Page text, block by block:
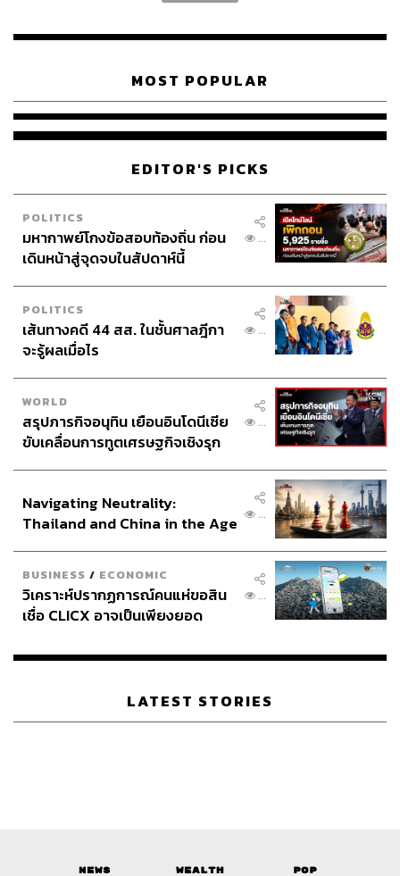
MOST POPULAR
EDITOR'S PICKS
POLITICS
มหากาพย์โกงข้อสอบท้องถิ่น ก่อน
เดินหน้าสู่จุดจบในสัปดาห์นี้
...
POLITICS
เส้นทางคดี 44 สส. ในชั้นศาลฎีกา
จะรู้ผลเมื่อไร
...
WORLD
สรุปภารกิจอนุทิน เยือนอินโดนีเซีย
ขับเคลื่อนการทูตเศรษฐกิจเชิงรุก
...
Navigating Neutrality:
Thailand and China in the Age
...
BUSINESS / ECONOMIC
วิเคราะห์ปรากฏการณ์คนแห่ขอสิน
เชื่อ CLICX อาจเป็นเพียงยอด
เรือนไทยที่ถูกซุกไว้
...
LATEST STORIES
News Wealth Pop